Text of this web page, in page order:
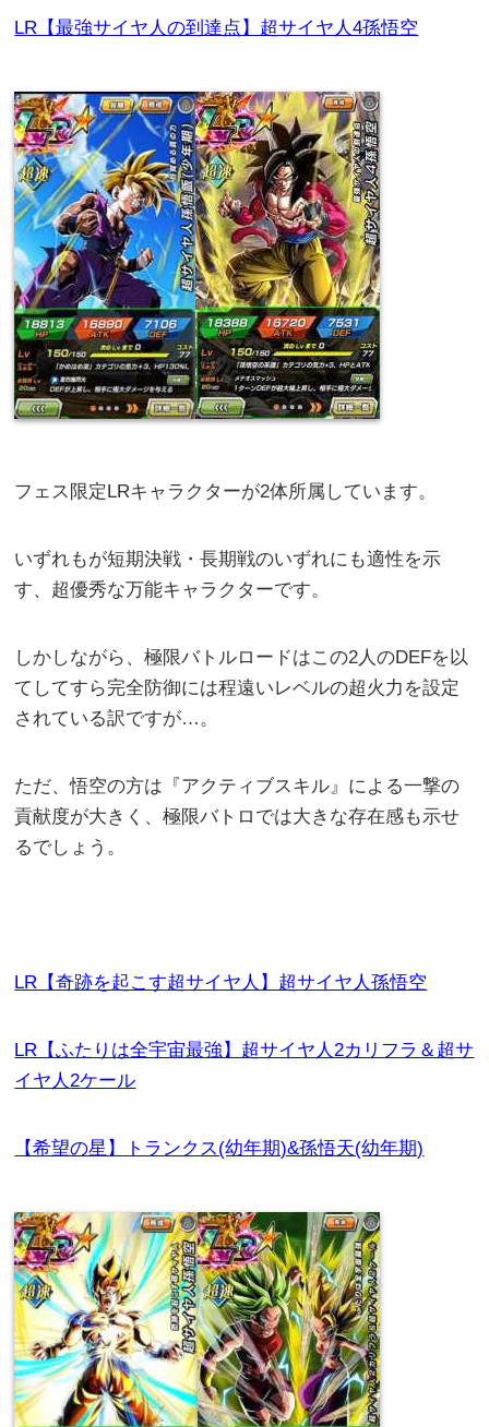
LR【最強サイヤ人の到達点】超サイヤ人4孫悟空
フェス限定LRキャラクターが2体所属しています。
いずれもが短期決戦・長期戦のいずれにも適性を示
す、超優秀な万能キャラクターです。
しかしながら、極限バトルロードはこの2人のDEFを以
てしてすら完全防御には程遠いレベルの超火力を設定
されている訳ですが…。
ただ、悟空の方は『アクティブスキル』による一撃の
貢献度が大きく、極限バトロでは大きな存在感も示せ
るでしょう。
LR【奇跡を起こす超サイヤ人】超サイヤ人孫悟空
LR【ふたりは全宇宙最強】超サイヤ人2カリフラ＆超サ
イヤ人2ケール
【希望の星】トランクス(幼年期)&孫悟天(幼年期)